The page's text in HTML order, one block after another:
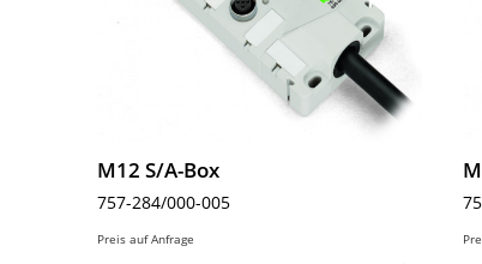
M12 S/A-Box
757-284/000-005
Preis auf Anfrage